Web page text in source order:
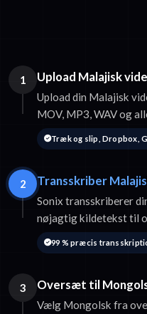
1 Upload Malajisk
Upload din Malajisk
MOV, MP3, WAV og
Træk og slip, Dropbox,
2 Transskriber
Sonix transskriberer
nøjagtig kildetekst til
99 % præcis
3 Oversæt til
Vælg Mongolsk fra